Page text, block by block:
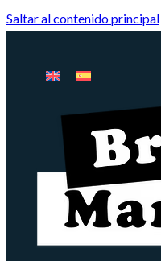
Saltar al contenido principal